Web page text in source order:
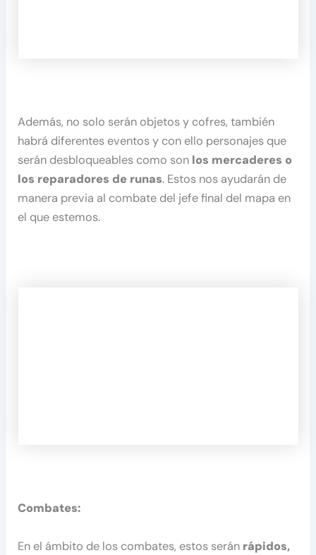
Además, no solo serán objetos y cofres, también
habrá diferentes eventos y con ello personajes que
serán desbloqueables como son los mercaderes o
los reparadores de runas. Estos nos ayudarán de
manera previa al combate del jefe final del mapa en
el que estemos.
Combates:
En el ámbito de los combates, estos serán rápidos,